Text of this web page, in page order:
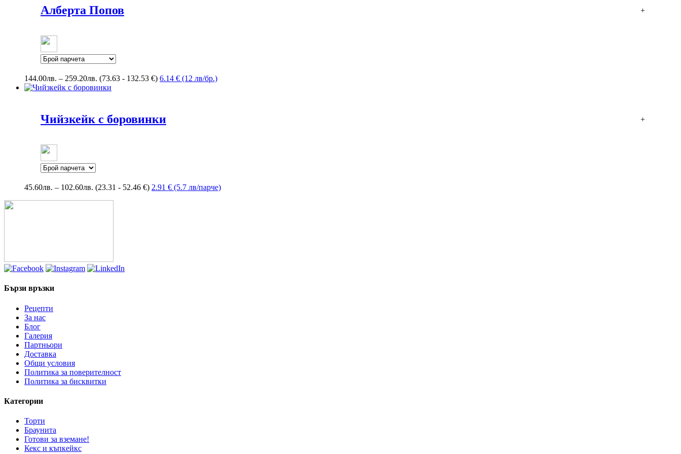
274.54лв.
Алберта Попов +
144.00лв. – 259.20лв. Price
range:
259.20лв.
(73.63 - 132.53 €) 6.14 € (12 лв/бр.)
Чийзкейк с боровинки +
45.60лв. – 102.60лв. Price
(23.31 - 52.46 €) 2.91 € (5.7 лв/парче)
Бързи връзки
Рецепти
За нас
Блог
Галерия
Партньори
Доставка
Общи условия
Политика за поверителност
Политика за бисквитки
Категории
Торти
Браунита
Готови за вземане!
Кекс и къпкейкс